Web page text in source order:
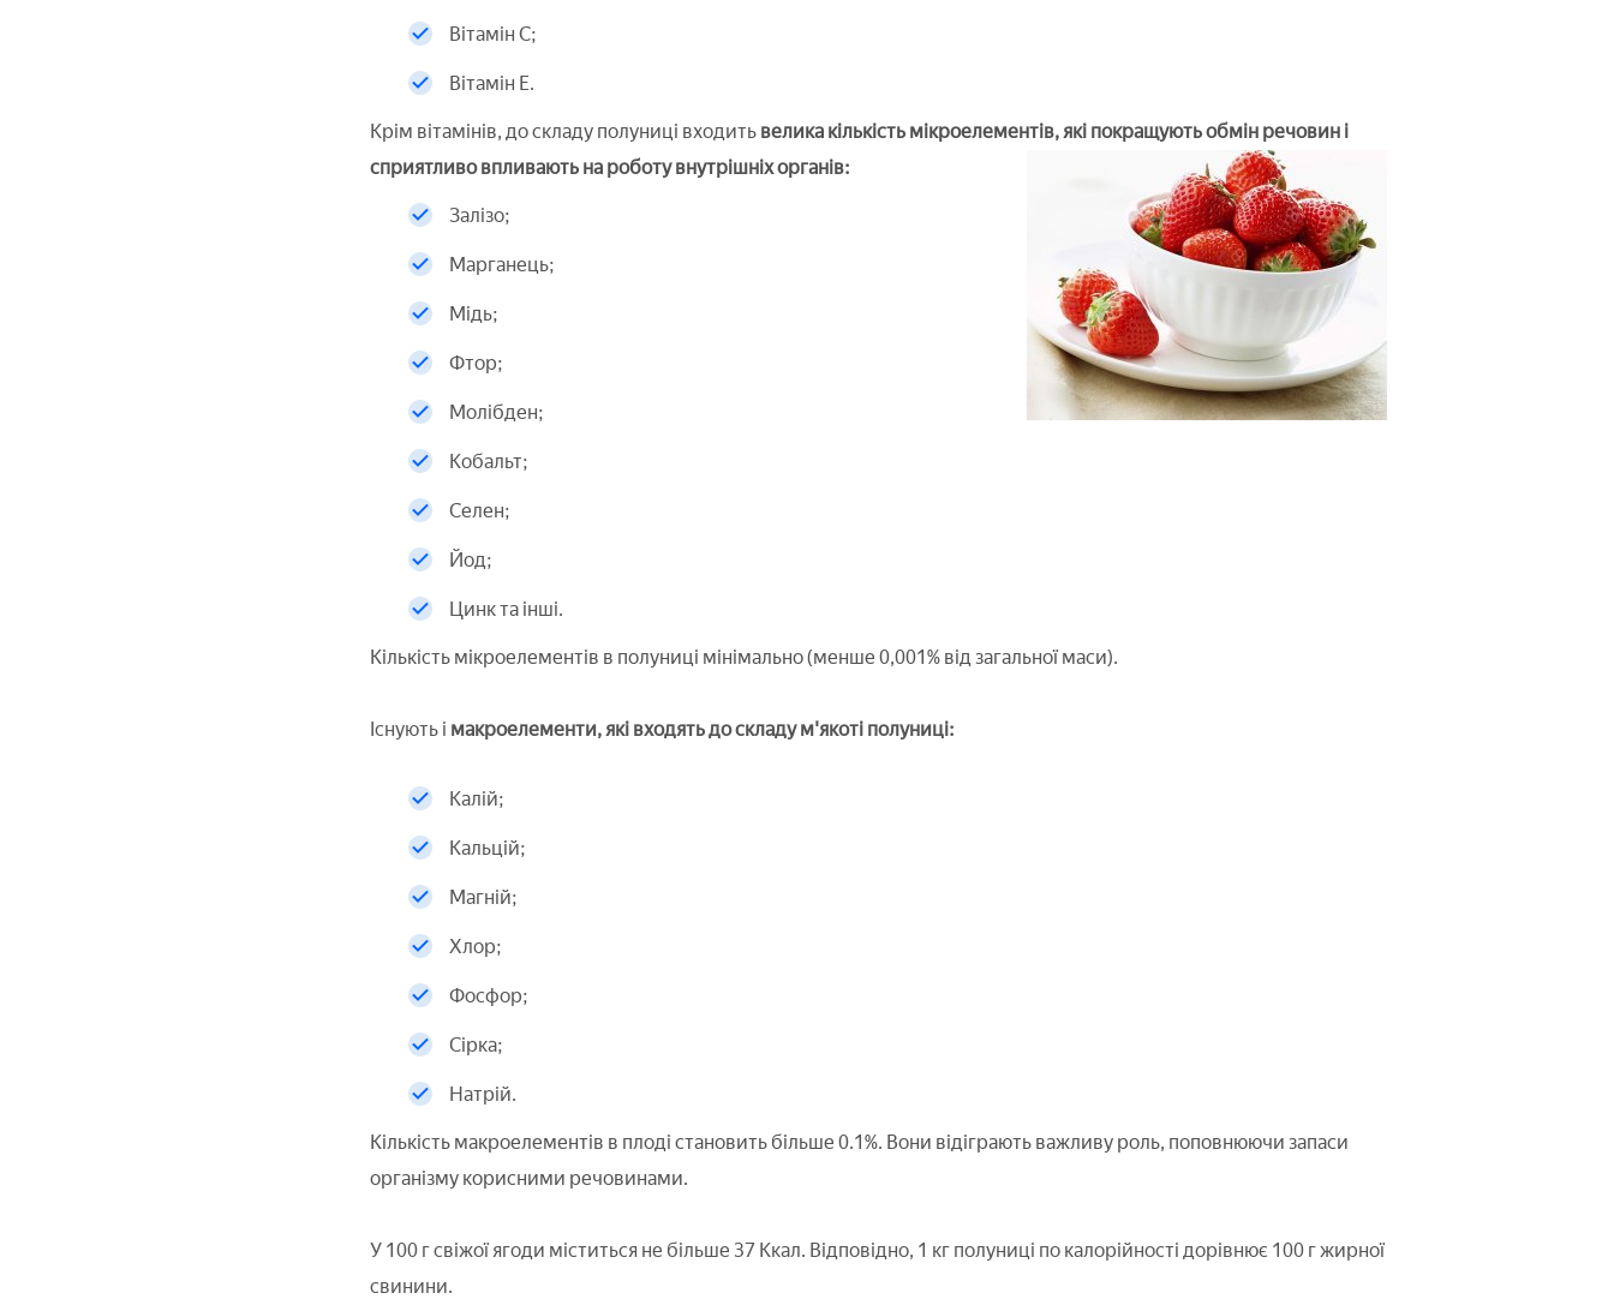
Вітамін C;
Вітамін Е.
Крім вітамінів, до складу полуниці входить велика кількість мікроелементів, які покращують обмін речовин і
сприятливо впливають на роботу внутрішніх органів:
Залізо;
Марганець;
Мідь;
Фтор;
Молібден;
Кобальт;
Селен;
Йод;
Цинк та інші.
Кількість мікроелементів в полуниці мінімально (менше 0,001% від загальної маси).
Існують і макроелементи, які входять до складу м'якоті полуниці:
Калій;
Кальцій;
Магній;
Хлор;
Фосфор;
Сірка;
Натрій.
Кількість макроелементів в плоді становить більше 0.1%. Вони відіграють важливу роль, поповнюючи запаси
організму корисними речовинами.
У 100 г свіжої ягоди міститься не більше 37 Ккал. Відповідно, 1 кг полуниці по калорійності дорівнює 100 г жирної
свинини.